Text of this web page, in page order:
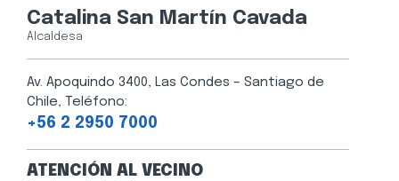
Catalina San Martín Cavada
Alcaldesa
Av. Apoquindo 3400, Las Condes – Santiago de
Chile, Teléfono:
+56 2 2950 7000
ATENCIÓN AL VECINO